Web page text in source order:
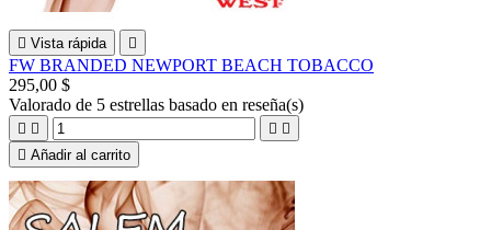
 Vista rápida 
FW BRANDED NEWPORT BEACH TOBACCO
295,00 $
Valorado de 5 estrellas basado en reseña(s)
   
 Añadir al carrito